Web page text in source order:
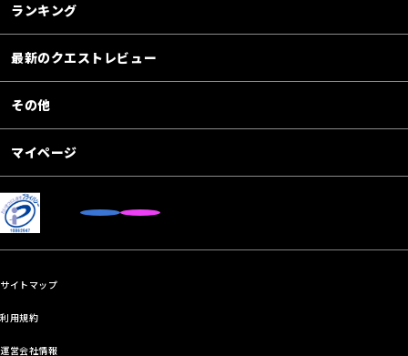
ランキング
最新のクエストレビュー
その他
マイページ
サイトマップ
利用規約
運営会社情報